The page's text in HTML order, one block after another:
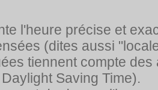
l'heure précise et
(dites aussi
tiennent compte
Saving Time).